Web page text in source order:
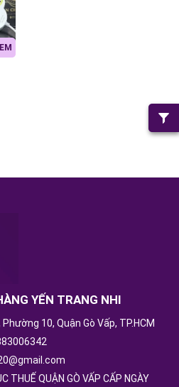
YẾN TRANG NHI
10, Quận Gò Vấp, TP.HCM
THUẾ QUẬN GÒ VẤP CẤP NGÀY